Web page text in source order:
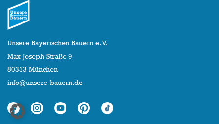
Unsere Bayerischen Bauern e. V.
Max-Joseph-Straße 9
80333 München
info@unsere-bauern.de